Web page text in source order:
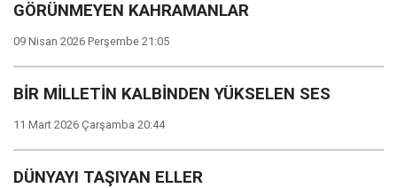
GÖRÜNMEYEN KAHRAMANLAR
09 Nisan 2026 Perşembe 21:05
BİR MİLLETİN KALBİNDEN YÜKSELEN SES
11 Mart 2026 Çarşamba 20:44
DÜNYAYI TAŞIYAN ELLER